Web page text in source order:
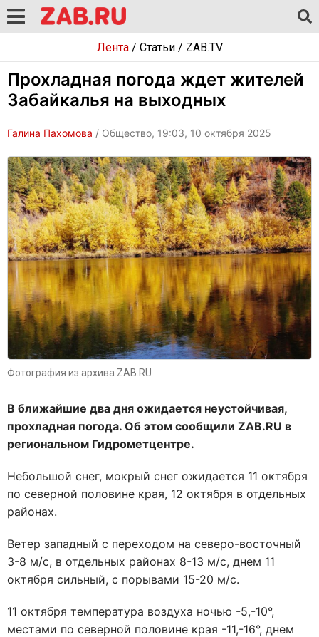
Лента/ Статьи/ ZAB.TV
Прохладная погода ждет жителей
Забайкалья на выходных
Галина Пахомова / Общество, 19:03, 10 октября 2025
Фотография из архива ZAB.RU
В ближайшие два дня ожидается неустойчивая,
прохладная погода. Об этом сообщили ZAB.RU в
региональном Гидрометцентре.
Небольшой снег, мокрый снег ожидается 11 октября
по северной половине края, 12 октября в отдельных
районах.
Ветер западный с переходом на северо-восточный
3-8 м/с, в отдельных районах 8-13 м/с, днем 11
октября сильный, с порывами 15-20 м/с.
11 октября температура воздуха ночью -5,-10°,
местами по северной половине края -11,-16°, днем